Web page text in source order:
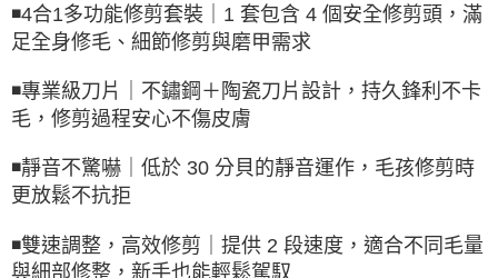
◾️4合1多功能修剪套裝｜1 套包含 4 個安全修剪頭，滿
足全身修毛、細節修剪與磨甲需求
◾️專業級刀片｜不鏽鋼＋陶瓷刀片設計，持久鋒利不卡
毛，修剪過程安心不傷皮膚
◾️靜音不驚嚇｜低於 30 分貝的靜音運作，毛孩修剪時
更放鬆不抗拒
◾️雙速調整，高效修剪｜提供 2 段速度，適合不同毛量
與細部修整，新手也能輕鬆駕馭